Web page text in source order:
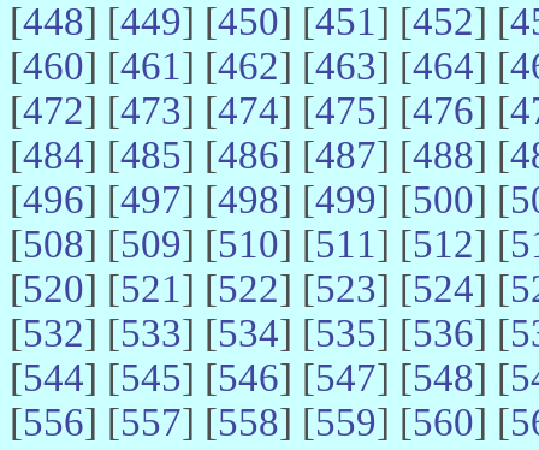
[448] [449] [450] [451] [452] [
[460] [461] [462] [463] [464] [
[472] [473] [474] [475] [476] [
[484] [485] [486] [487] [488] [
[496] [497] [498] [499] [500] [
[508] [509] [510] [511] [512] [
[520] [521] [522] [523] [524] [
[532] [533] [534] [535] [536] [
[544] [545] [546] [547] [548] [
[556] [557] [558] [559] [560] [